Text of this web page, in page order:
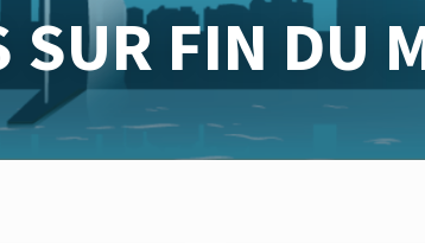
SUR FIN DU